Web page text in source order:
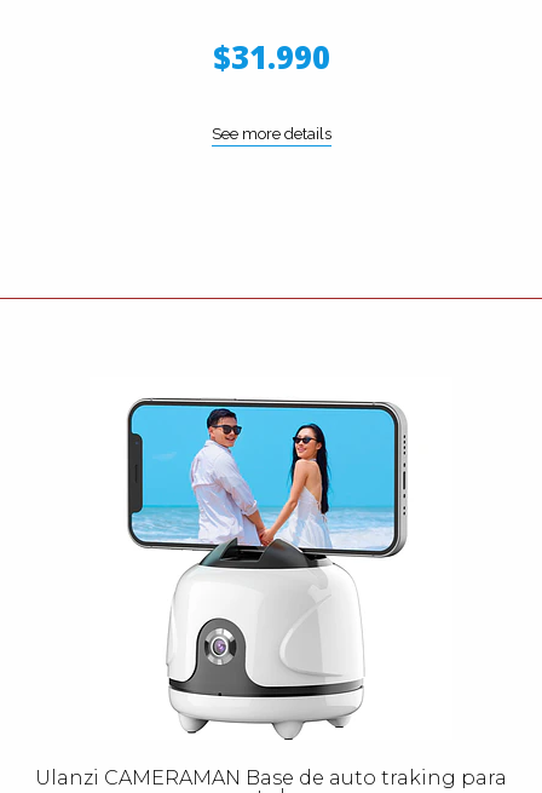
$31.990
See more details
Ulanzi CAMERAMAN Base de auto traking para